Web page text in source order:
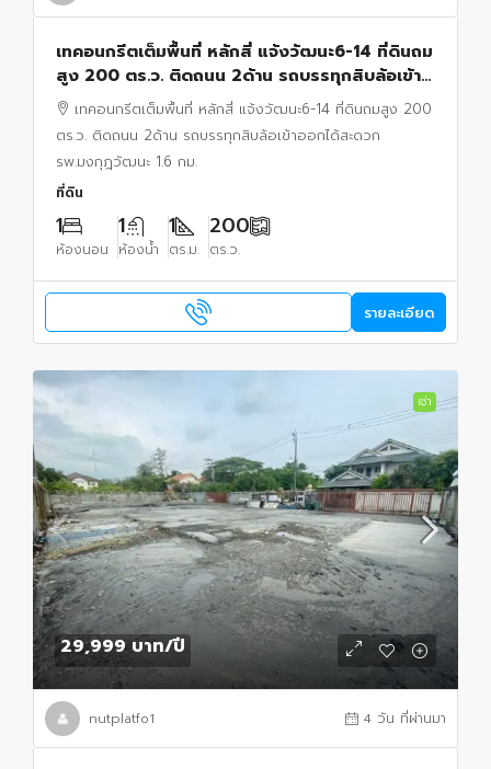
เทคอนกรีตเต็มพื้นที่ หลักสี่ แจ้งวัฒนะ6-14 ที่ดินถม
สูง 200 ตร.ว. ติดถนน 2ด้าน รถบรรทุกสิบล้อเข้า
ออกได้สะดวก รพ.มงกุฎวัฒนะ 1.6 กม.
เทคอนกรีตเต็มพื้นที่ หลักสี่ แจ้งวัฒนะ6-14 ที่ดินถมสูง 200
ตร.ว. ติดถนน 2ด้าน รถบรรทุกสิบล้อเข้าออกได้สะดวก
รพ.มงกุฎวัฒนะ 1.6 กม.
ที่ดิน
1
ห้องนอน
1
ห้องน้ำ
1
ตร.ม.
200
ตร.ว.
รายละเอียด
เช่า
29,999 บาท/ปี
nutplatfo1 4 วัน ที่ผ่านมา